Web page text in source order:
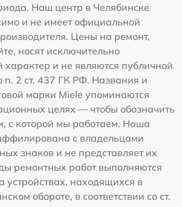
Наш центр в Челябинске
и не имеет официальной
Цены на ремонт,
носят исключительно
характер и не являются публичной
п. 2 ст. 437 ГК РФ. Названия и
марки Miele упоминаются
целях — чтобы обозначить
с которой мы работаем. Наша
с владельцами
знаков и не представляет их
ремонтных работ выполняются
устройствах, находящихся в
обороте, в соответствии со ст.